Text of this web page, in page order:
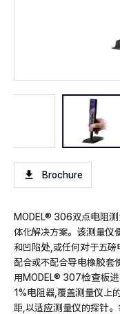
Brochure
MODEL® 306双点电阻
体化解决方案。该测量仪
和凹陷处,或任何对于五
配合或不配合导电橡胶套
用MODEL® 307检查板
1%电阻器,覆盖测量仪上
距,以适应测量仪的探针。